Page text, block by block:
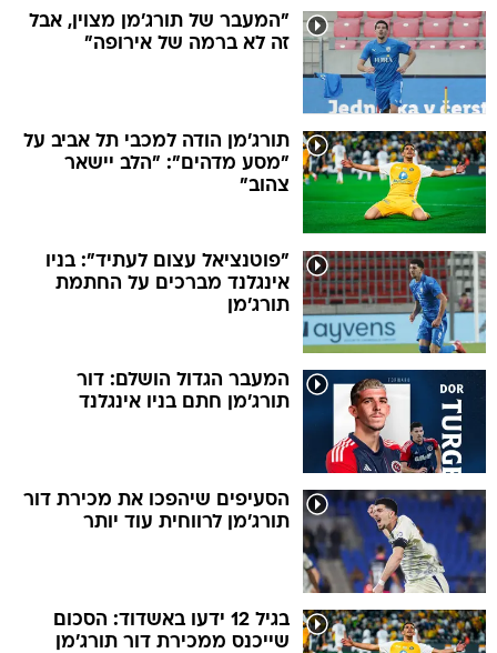
"המעבר של תורג'מן מצוין, אבל
זה לא ברמה של אירופה"
תורג'מן הודה למכבי תל אביב על
"מסע מדהים": "הלב יישאר
צהוב"
"פוטנציאל עצום לעתיד": בניו
אינגלנד מברכים על החתמת
תורג'מן
המעבר הגדול הושלם: דור
תורג'מן חתם בניו אינגלנד
הסעיפים שיהפכו את מכירת דור
תורג'מן לרווחית עוד יותר
בגיל 12 ידעו באשדוד: הסכום
שייכנס ממכירת דור תורג'מן